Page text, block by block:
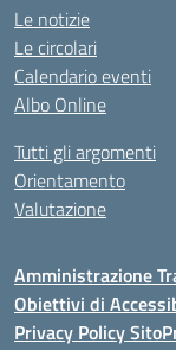
Le notizie
Le circolari
Calendario eventi
Albo Online
Tutti gli argomenti
Orientamento
Valutazione
Amministrazione
Obiettivi di
Privacy Policy Sito